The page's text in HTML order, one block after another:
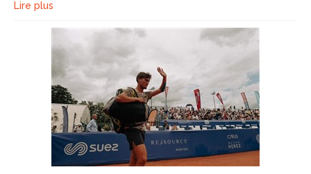
Lire plus